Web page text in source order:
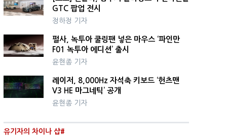
GTC 팝업 전시
정하정 기자
펄사, 녹투아 쿨링팬 넣은 마우스 ‘파인만
F01 녹투아 에디션’ 출시
윤현종 기자
레이저, 8,000Hz 자석축 키보드 ‘헌츠맨
V3 HE 마그네틱’ 공개
윤현종 기자
유기자의 차이나 샵#